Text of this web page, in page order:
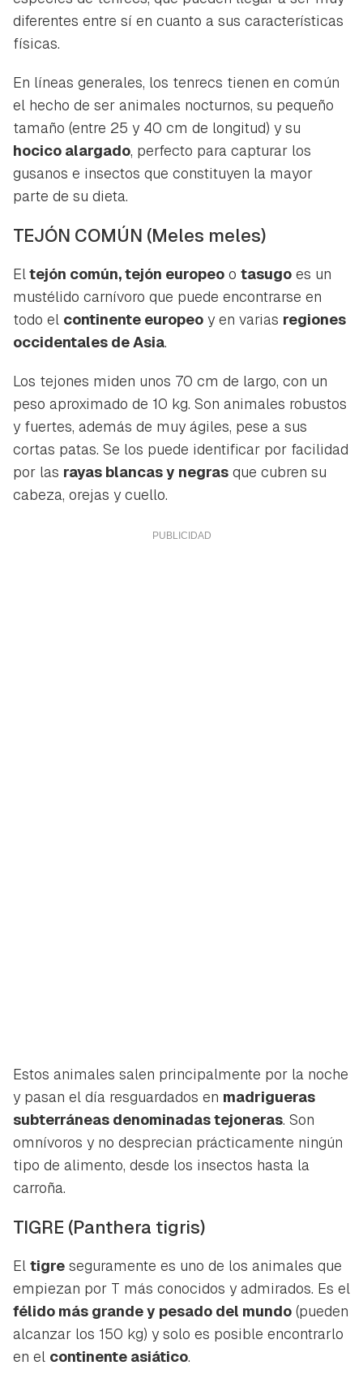
Guardar como favorito
diferentes entre sí en cuanto a sus características
físicas.
En líneas generales, los tenrecs tienen en común
el hecho de ser animales nocturnos, su pequeño
tamaño (entre 25 y 40 cm de longitud) y su
hocico alargado, perfecto para capturar los
gusanos e insectos que constituyen la mayor
parte de su dieta.
TEJÓN COMÚN (Meles meles)
Eltejón común, tejón europeo o tasugo es un
mustélido carnívoro que puede encontrarse en
todo el continente europeo y en varias regiones
occidentales de Asia.
Los tejones miden unos 70 cm de largo, con un
peso aproximado de 10 kg. Son animales robustos
y fuertes, además de muy ágiles, pese a sus
cortas patas. Se los puede identificar por facilidad
por las rayas blancas y negras que cubren su
cabeza, orejas y cuello.
Estos animales salen principalmente por la noche
y pasan el día resguardados en madrigueras
subterráneas denominadas tejoneras. Son
omnívoros y no desprecian prácticamente ningún
tipo de alimento, desde los insectos hasta la
carroña.
TIGRE (Panthera tigris)
El tigre seguramente es uno de los animales que
empiezan por T más conocidos y admirados. Es el
félido más grande y pesado del mundo (pueden
alcanzar los 150 kg) y solo es posible encontrarlo
en el continente asiático.
Contenido enviado